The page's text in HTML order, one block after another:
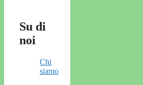
Su di
noi
Chi
siamo